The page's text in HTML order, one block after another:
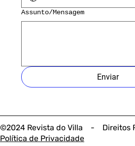
©2024 Revista do Villa - Direitos
Política de Privacidade
Assunto/Mensagem
Enviar